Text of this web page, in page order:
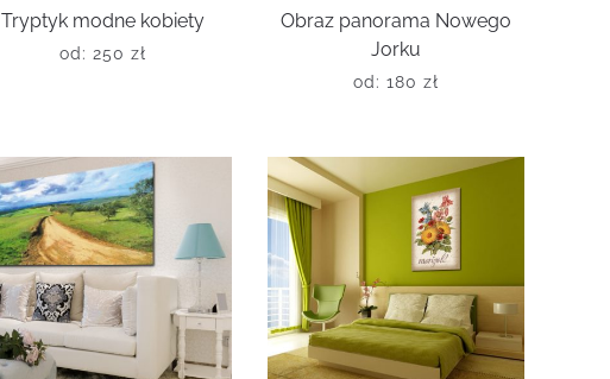
Tryptyk modne kobiety
od: 250zł
Obraz panorama Nowego
Jorku
od: 180 zł